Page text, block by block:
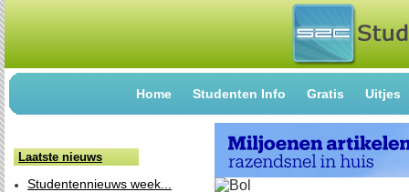
Home Studenten Info Gratis Uitjes
Laatste nieuws
Studentennieuws week...